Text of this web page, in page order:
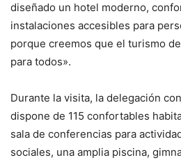
diseñado un hotel moderno,
instalaciones accesibles para
porque creemos que el turismo
para todos».
Durante la visita, la delegación
dispone de 115 confortables
sala de conferencias para
sociales, una amplia piscina,